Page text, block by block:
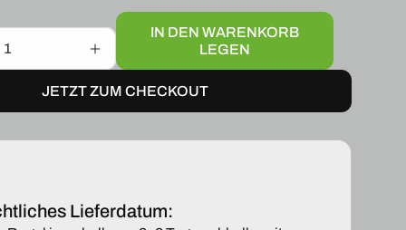
Erhöhe
die
Menge
für
FÜR
AUDI
IN DEN WARENKORB
LEGEN
JETZT ZUM CHECKOUT
Lieferdatum: